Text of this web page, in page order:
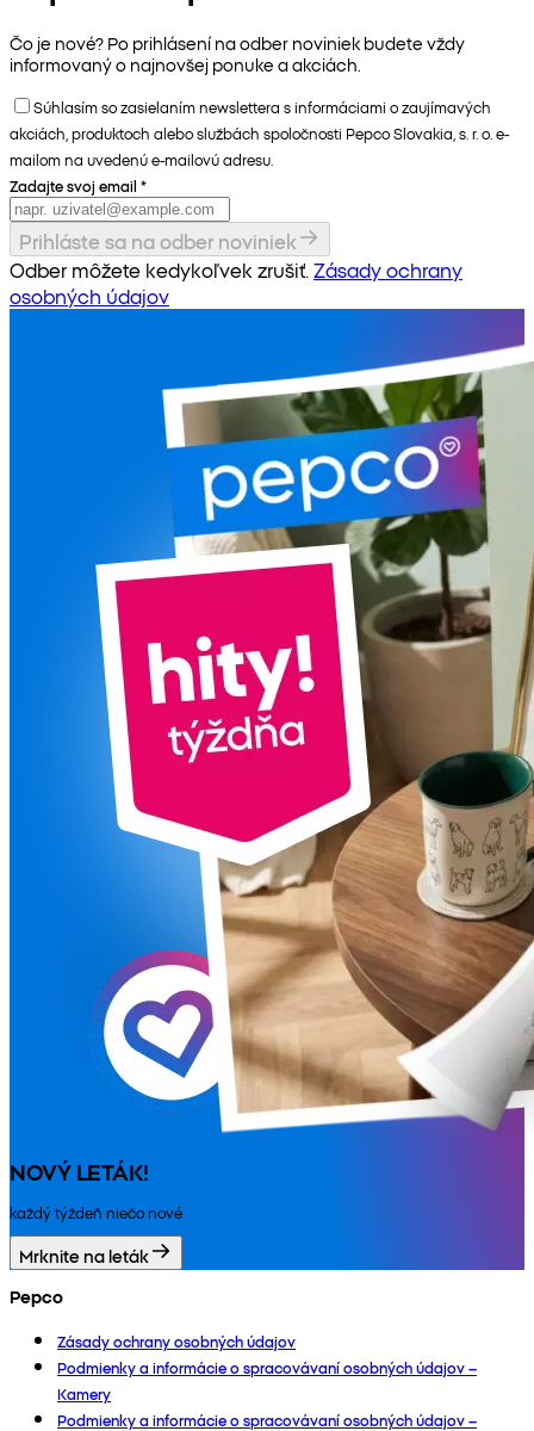
Čo je nové? Po prihlásení na odber noviniek budete vždy
informovaný o najnovšej ponuke a akciách.
Súhlasím so zasielaním newslettera s informáciami o zaujímavých
akciách, produktoch alebo službách spoločnosti Pepco Slovakia, s. r. o. e-
mailom na uvedenú e-mailovú adresu.
Zadajte svoj email *
Prihláste sa na odber noviniek
Odber môžete kedykoľvek zrušiť. Zásady ochrany
osobných údajov
NOVÝ LETÁK!
každý týždeň niečo nové
Mrknite na leták
Pepco
Zásady ochrany osobných údajov
Podmienky a informácie o spracovávaní osobných údajov –
Kamery
Podmienky a informácie o spracovávaní osobných údajov –